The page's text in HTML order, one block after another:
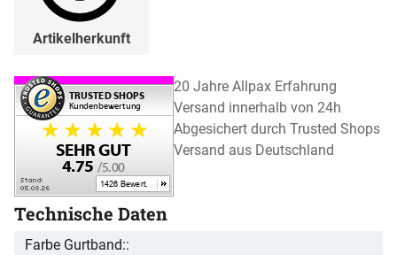
Artikelherkunft
20 Jahre Allpax Erfahrung
Versand innerhalb von 24h
Abgesichert durch Trusted Shops
Versand aus Deutschland
Technische Daten
Farbe Gurtband: